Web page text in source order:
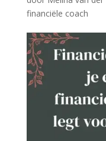
financiële coach